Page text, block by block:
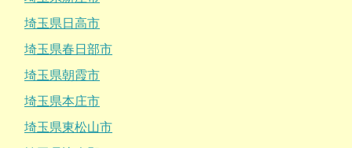
埼玉県日高市
埼玉県春日部市
埼玉県朝霞市
埼玉県本庄市
埼玉県東松山市